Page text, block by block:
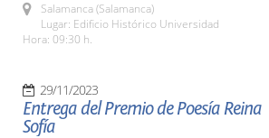
Salamanca (Salamanca)
Lugar: Edificio Histórico Universidad
Hora: 09:30 h.
29/11/2023
Entrega del Premio de Poesía Reina
Sofía